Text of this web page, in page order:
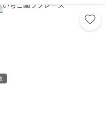
ー収穫体験】 期間：７月上旬から９月上旬